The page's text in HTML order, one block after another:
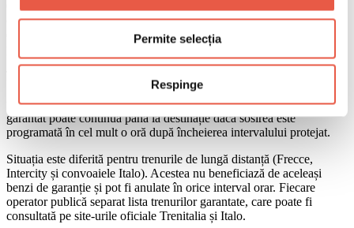
Permite selecția
Respinge
operatorii majori din Italia: Trenitalia, Italo, Trenord și companiile
din Grupul FS Italiane, alături de mai mulți transportatori regionali
18:00–21:00. În afara acestor intervale, întârzierile și anulările sunt
posibile. Un tren regional aflat în circulație la finalul orarului
garantat poate continua până la destinație dacă sosirea este
programată în cel mult o oră după încheierea intervalului protejat.
Situația este diferită pentru trenurile de lungă distanță (Frecce,
Intercity și convoaiele Italo). Acestea nu beneficiază de aceleași
benzi de garanție și pot fi anulate în orice interval orar. Fiecare
operator publică separat lista trenurilor garantate, care poate fi
consultată pe site-urile oficiale Trenitalia și Italo.